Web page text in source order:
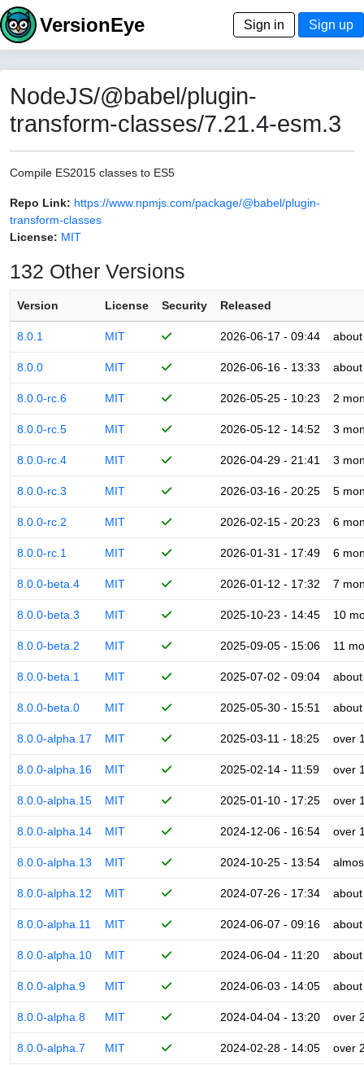
VersionEye Sign in Sign up
NodeJS/@babel/plugin-
transform-classes/7.21.4-esm.3
Compile ES2015 classes to ES5
Repo Link: https://www.npmjs.com/package/@babel/plugin-
transform-classes
License: MIT
132 Other Versions
Version License Security Released
8.0.1 MIT 2026-06-17 - 09:44
8.0.0 MIT 2026-06-16 - 13:33
8.0.0-rc.6 MIT 2026-05-25 - 10:23 2
8.0.0-rc.5 MIT 2026-05-12 - 14:52 3
8.0.0-rc.4 MIT 2026-04-29 - 21:41 3
8.0.0-rc.3 MIT 2026-03-16 - 20:25 5
8.0.0-rc.2 MIT 2026-02-15 - 20:23 6
8.0.0-rc.1 MIT 2026-01-31 - 17:49 6
8.0.0-beta.4 MIT 2026-01-12 - 17:32 7
8.0.0-beta.3 MIT 2025-10-23 - 14:45 10
8.0.0-beta.2 MIT 2025-09-05 - 15:06 11
8.0.0-beta.1 MIT 2025-07-02 - 09:04
8.0.0-beta.0 MIT 2025-05-30 - 15:51
8.0.0-alpha.17 MIT 2025-03-11 - 18:25 over
8.0.0-alpha.16 MIT 2025-02-14 - 11:59 over
8.0.0-alpha.15 MIT 2025-01-10 - 17:25 over
8.0.0-alpha.14 MIT 2024-12-06 - 16:54 over
8.0.0-alpha.13 MIT 2024-10-25 - 13:54
8.0.0-alpha.12 MIT 2024-07-26 - 17:34
8.0.0-alpha.11 MIT 2024-06-07 - 09:16
8.0.0-alpha.10 MIT 2024-06-04 - 11:20
8.0.0-alpha.9 MIT 2024-06-03 - 14:05
8.0.0-alpha.8 MIT 2024-04-04 - 13:20 over
8.0.0-alpha.7 MIT 2024-02-28 - 14:05 over